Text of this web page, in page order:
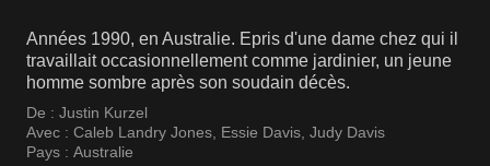
Années 1990, en Australie. Epris d'une dame chez qui il
travaillait occasionnellement comme jardinier, un jeune
homme sombre après son soudain décès.
De : Justin Kurzel
Avec : Caleb Landry Jones, Essie Davis, Judy Davis
Pays : Australie